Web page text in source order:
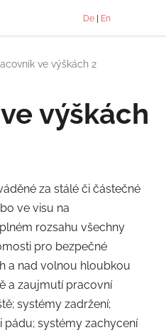
De En
ve výškách 2
výškách
za stálé či částečné
ve visu na
rozsahu všechny
pro bezpečné
a nad volnou hloubkou
a zaujmutí pracovní
systémy zadržení;
systémy zachycení